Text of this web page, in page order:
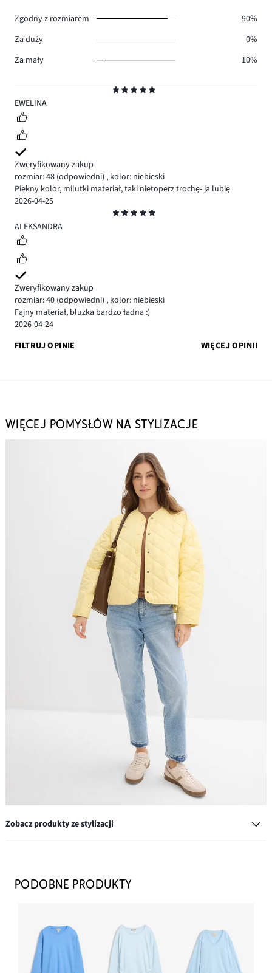
5
EWELINA
Zweryfikowany zakup
rozmiar: 48 (odpowiedni) , kolor: niebieski
Piękny kolor, milutki materiał, taki nietoperz trochę- ja lubię
2026-04-25
5
ALEKSANDRA
Zweryfikowany zakup
rozmiar: 40 (odpowiedni) , kolor: niebieski
Fajny materiał, bluzka bardzo ładna :)
2026-04-24
FILTRUJ OPINIE
WIĘCEJ OPINII
Zgodny z rozmiarem
90%
Za duży
0%
Za mały
10%
WIĘCEJ POMYSŁÓW NA STYLIZACJE
Zobacz produkty ze stylizacji
64,99 zł
Komplet pierścionków w różnych wzorach (8 szt.)
62,99 zł
DODAJ DO KOSZYKA
PODOBNE PRODUKTY